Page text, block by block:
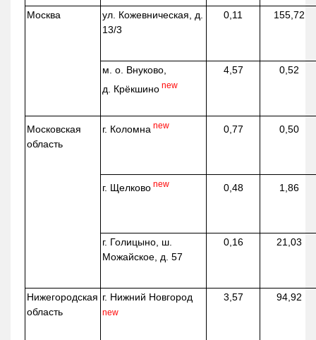
Москва ул. Кожевническая, д.
13/3
0,11 155,72
м. о. Внуково,
д. Крёкшино new
4,57 0,52
Московская
область
г. Коломна new 0,77 0,50
г. Щелково new 0,48 1,86
г. Голицыно, ш.
Можайское, д. 57
0,16 21,03
Нижегородская
область
г. Нижний Новгород
new
3,57 94,92